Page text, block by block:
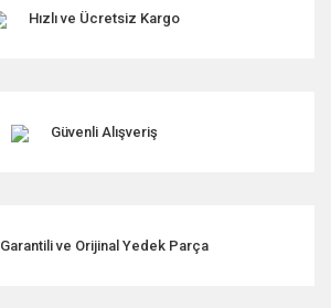
Hızlı ve Ücretsiz Kargo
Güvenli Alışveriş
Garantili ve Orijinal Yedek Parça